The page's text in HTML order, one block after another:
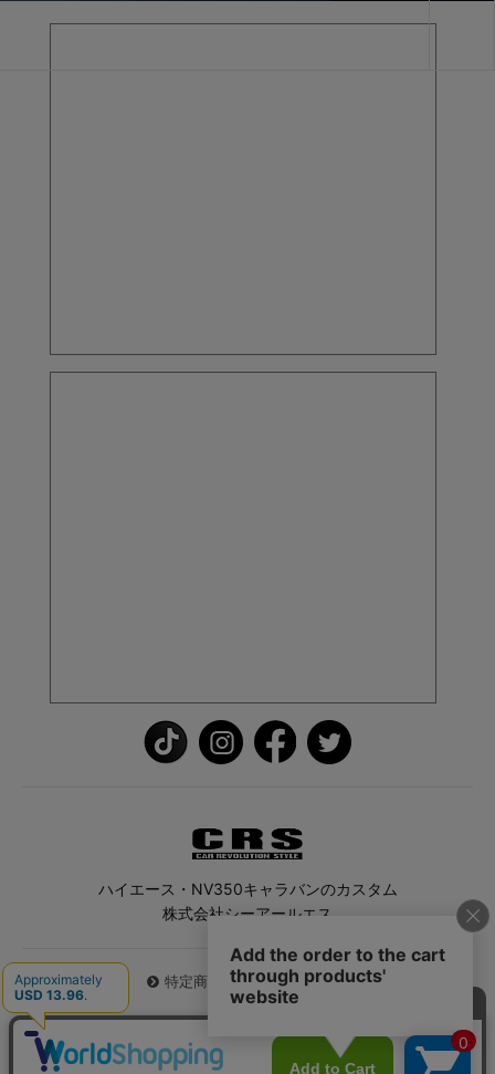
ハイエース・NV350キャラバンのカスタム
株式会社シーアールエス
特定商取引法に基づく表記
© 2026 ハイエース専門店CRS All Rights Reserved.